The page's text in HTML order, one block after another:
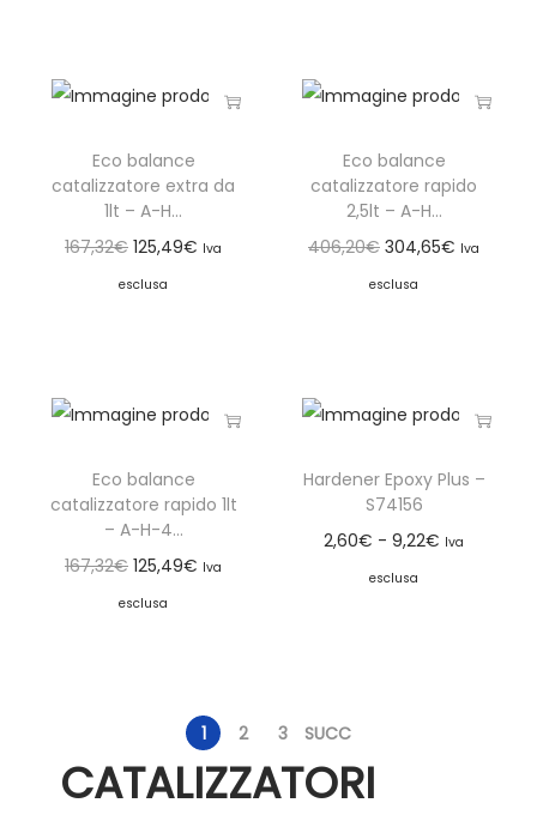
Eco balance
catalizzatore extra da
1lt – A-H...
167,32€ 125,49€ Iva
esclusa
Eco balance
catalizzatore rapido
2,5lt – A-H...
406,20€ 304,65€ Iva
esclusa
Eco balance
catalizzatore rapido 1lt
– A-H-4...
167,32€ 125,49€ Iva
esclusa
Hardener Epoxy Plus –
S74156
2,60€ - 9,22€ Iva
esclusa
1 2 3 SUCC
CATALIZZATORI